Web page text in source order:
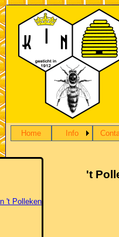
Home Info
't Polleken
't